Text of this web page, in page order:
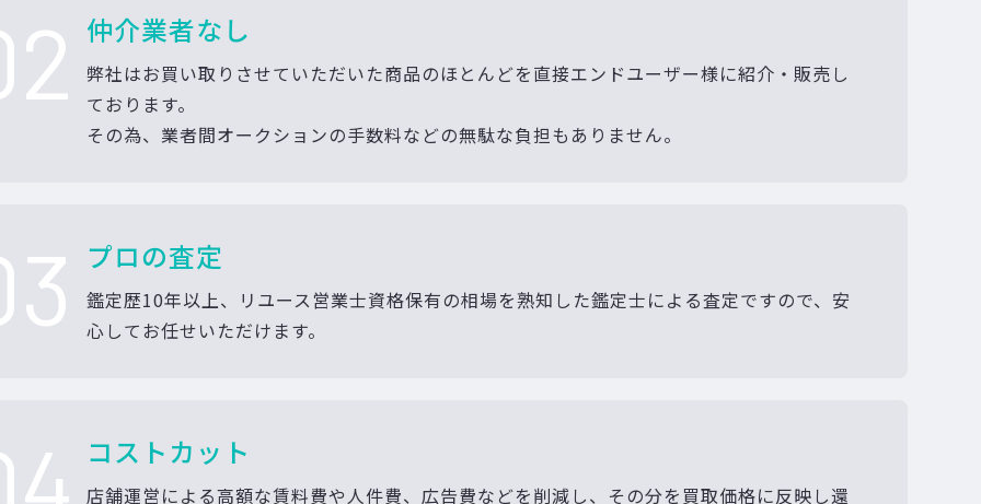
仲介業者なし
弊社はお買い取りさせていただいた商品のほとんどを直接エンドユーザー様に紹介・販売し
ております。
その為、業者間オークションの手数料などの無駄な負担もありません。
プロの査定
鑑定歴10年以上、リユース営業士資格保有の相場を熟知した鑑定士による査定ですので、安
心してお任せいただけます。
コストカット
店舗運営による高額な賃料費や人件費、広告費などを削減し、その分を買取価格に反映し還